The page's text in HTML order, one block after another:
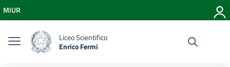
Vai al menu di navigazione
Vai al footer
MIUR
Liceo Scientifico
Enrico Fermi